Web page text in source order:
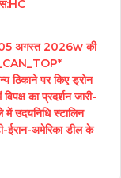
अगस्त 2026w की
ठिकाने पर किए ड्रोन
का प्रदर्शन जारी-
में उदयनिधि स्टालिन
ईरान-अमेरिका डील के